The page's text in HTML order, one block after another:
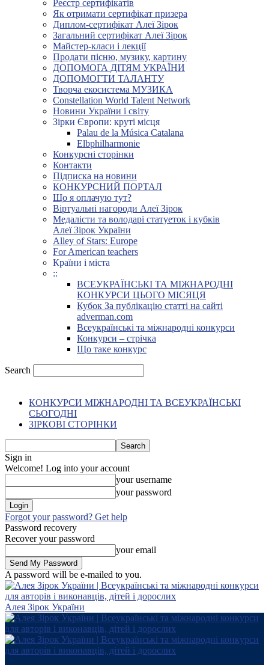
Реєстр сертифікатів
Як отримати сертифікат призера
Диплом-сертифікат Алеї Зірок
Загальний сертифікат Алеї Зірок
Майстер-класи і лекції
Продати пісню, музику, картину
ДОПОМОГА ДІТЯМ УКРАЇНИ
ДОПОМОГТИ ТАЛАНТУ
Творча екосистема МУЗИКА
Constellation World Talent Network
Новини України і світу
Зірки Європи: круті місця
Palau de la Música Catalana
Elbphilharmonie
Конкурсні сторінки
Контакти
Підписка на новини
КОНКУРСНИЙ ПОРТАЛ
Що я оплачую тут?
Віртуальні нагороди Алеї Зірок
Медалісти та володарі статуеток і кубків
Алеї Зірок України
Alley of Stars: Europe
For American teachers
Країни і міста
::
ВСЕУКРАЇНСЬКІ ТА МІЖНАРОДНІ
КОНКУРСИ ЦЬОГО МІСЯЦЯ
Кубок За публікацію статті на сайті
adverman.com
Всеукраїнські та міжнародні конкурси
Конкурси – стрічка
Що таке конкурс
Search
КОНКУРСИ МІЖНАРОДНІ ТА ВСЕУКРАЇНСЬКІ
СЬОГОДНІ
ЗІРКОВІ СТОРІНКИ
Sign in
Welcome! Log into your account
your username
your password
Forgot your password? Get help
Password recovery
Recover your password
your email
A password will be e-mailed to you.
Алея Зірок України